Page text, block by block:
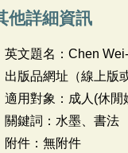
他詳細資訊
英文題名： Chen
出版品網址（線上版
適用對象：成人(休閒
關鍵詞：水墨、書法
附件：無附件